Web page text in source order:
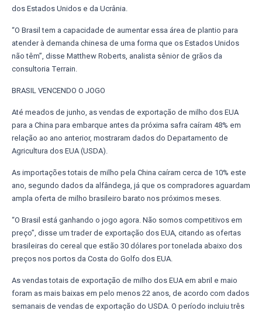
dos Estados Unidos e da Ucrânia.
“O Brasil tem a capacidade de aumentar essa área de plantio para
atender à demanda chinesa de uma forma que os Estados Unidos
não têm”, disse Matthew Roberts, analista sênior de grãos da
consultoria Terrain.
BRASIL VENCENDO O JOGO
Até meados de junho, as vendas de exportação de milho dos EUA
para a China para embarque antes da próxima safra caíram 48% em
relação ao ano anterior, mostraram dados do Departamento de
Agricultura dos EUA (USDA).
As importações totais de milho pela China caíram cerca de 10% este
ano, segundo dados da alfândega, já que os compradores aguardam
ampla oferta de milho brasileiro barato nos próximos meses.
“O Brasil está ganhando o jogo agora. Não somos competitivos em
preço”, disse um trader de exportação dos EUA, citando as ofertas
brasileiras do cereal que estão 30 dólares por tonelada abaixo dos
preços nos portos da Costa do Golfo dos EUA.
As vendas totais de exportação de milho dos EUA em abril e maio
foram as mais baixas em pelo menos 22 anos, de acordo com dados
semanais de vendas de exportação do USDA. O período incluiu três